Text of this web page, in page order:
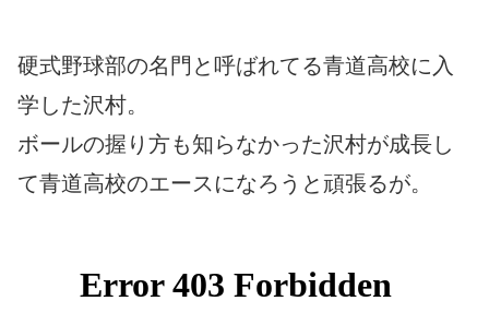
硬式野球部の名門と呼ばれてる青道高校に入
学した沢村。
ボールの握り方も知らなかった沢村が成長し
て青道高校のエースになろうと頑張るが。